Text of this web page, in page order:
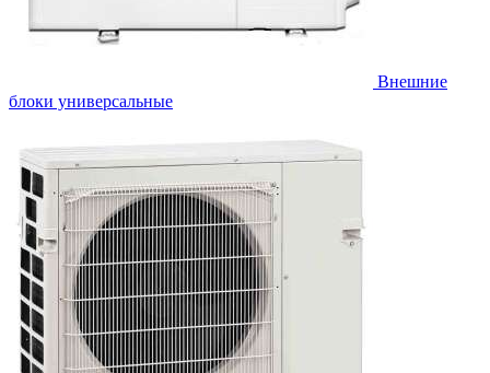
Внешние
блоки универсальные